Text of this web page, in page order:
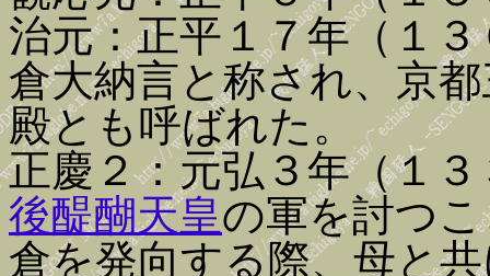
治元：正平１７年（１
倉大納言と称され、京
殿とも呼ばれた。
正慶２：元弘３年（１
後醍醐天皇の軍を討つ
倉を発向する際、母と